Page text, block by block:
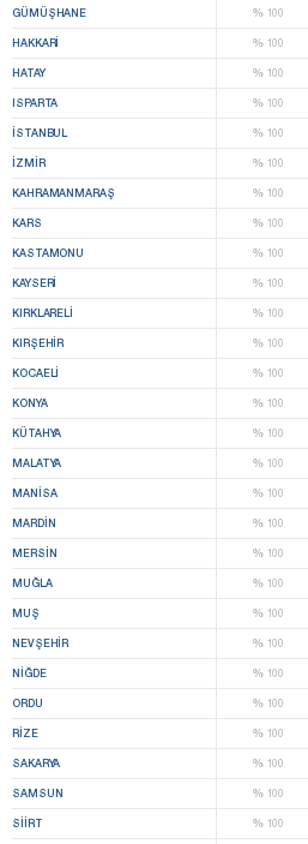
GÜMÜŞHANE %100
HAKKARI %100
HATAY %100
ISPARTA %100
İSTANBUL %100
İZMIR %100
KAHRAMANMARAŞ %100
KARS %100
KASTAMONU %100
KAYSERI %100
KIRKLARELI %100
KIRŞEHIR %100
KOCAELI %100
KONYA %100
KÜTAHYA %100
MALATYA %100
MANISA %100
MARDIN %100
MERSIN %100
MUĞLA %100
MUŞ %100
NEVŞEHIR %100
NIĞDE %100
ORDU %100
RIZE %100
SAKARYA %100
SAMSUN %100
SIIRT %100